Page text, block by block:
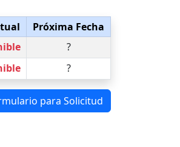
Próxima Fecha
?
?
para Solicitud